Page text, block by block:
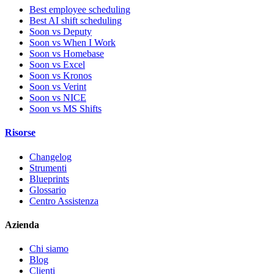
Best employee scheduling
Best AI shift scheduling
Soon vs Deputy
Soon vs When I Work
Soon vs Homebase
Soon vs Excel
Soon vs Kronos
Soon vs Verint
Soon vs NICE
Soon vs MS Shifts
Risorse
Changelog
Strumenti
Blueprints
Glossario
Centro Assistenza
Azienda
Chi siamo
Blog
Clienti